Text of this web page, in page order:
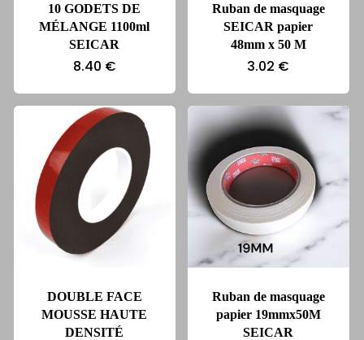
10 GODETS DE
MÉLANGE 1100ml
SEICAR
8.40 €
Ruban de masquage
SEICAR papier
48mm x 50 M
3.02 €
DOUBLE FACE
MOUSSE HAUTE
DENSITÉ
Ruban de masquage
papier 19mmx50M
SEICAR